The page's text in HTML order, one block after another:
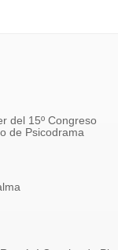
del 15º Congreso
de Psicodrama